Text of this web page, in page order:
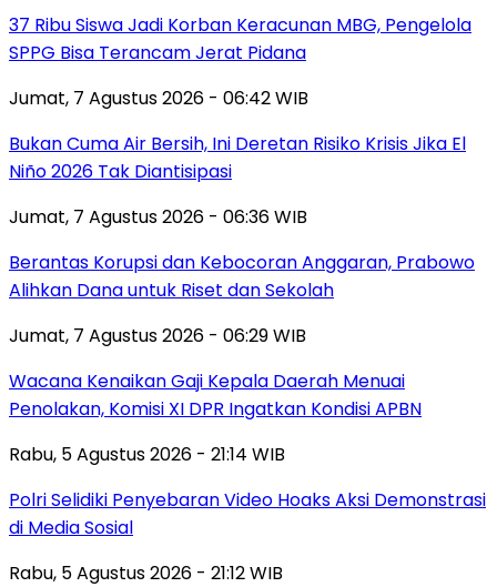
37 Ribu Siswa Jadi Korban Keracunan MBG, Pengelola
SPPG Bisa Terancam Jerat Pidana
Jumat, 7 Agustus 2026 - 06:42 WIB
Bukan Cuma Air Bersih, Ini Deretan Risiko Krisis Jika El
Niño 2026 Tak Diantisipasi
Jumat, 7 Agustus 2026 - 06:36 WIB
Berantas Korupsi dan Kebocoran Anggaran, Prabowo
Alihkan Dana untuk Riset dan Sekolah
Jumat, 7 Agustus 2026 - 06:29 WIB
Wacana Kenaikan Gaji Kepala Daerah Menuai
Penolakan, Komisi XI DPR Ingatkan Kondisi APBN
Rabu, 5 Agustus 2026 - 21:14 WIB
Polri Selidiki Penyebaran Video Hoaks Aksi Demonstrasi
di Media Sosial
Rabu, 5 Agustus 2026 - 21:12 WIB